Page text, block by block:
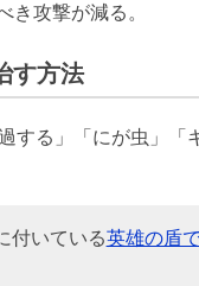
き攻撃が減る。
す方法
する」「にが虫」
付いている英雄の盾